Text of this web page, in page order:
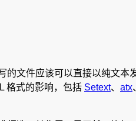
文件应该可以直接以纯文本
格式的影响，包括 Setext、 atx